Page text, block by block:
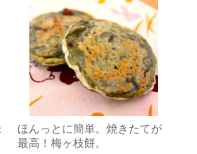
ほんっとに簡単。焼きたてが
最高！梅ヶ枝餅。